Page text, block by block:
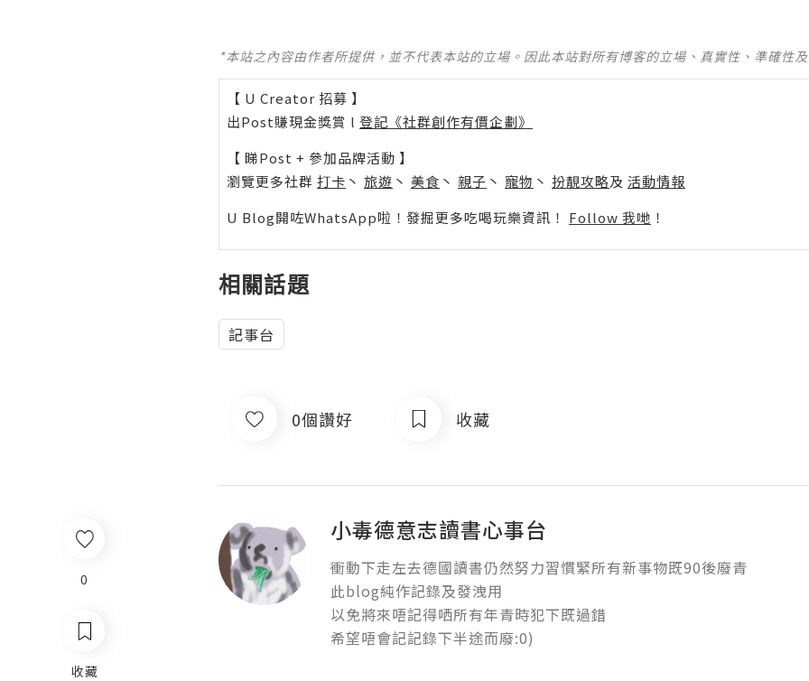
0
收藏
*本站之內容由作者所提供，並不代表本站的立場。因此本站對所有博客的立場、真實性、準確性
【 U Creator 招募 】
出Post賺現金獎賞 l 登記《社群創作有價企劃》
【 睇Post + 參加品牌活動 】
瀏覽更多社群 打卡 丶 旅遊 丶 美食 丶 親子 丶 寵物 丶 扮靚攻略及 活動情報
U Blog開咗WhatsApp啦！發掘更多吃喝玩樂資訊！ Follow 我哋 ！
相關話題
記事台
0個讚好 收藏
小毒德意志讀書心事台
衝動下走左去德國讀書仍然努力習慣緊所有新事物既90後廢青
此blog純作記錄及發洩用
以免將來唔記得哂所有年青時犯下既過錯
希望唔會記記錄下半途而廢:0)